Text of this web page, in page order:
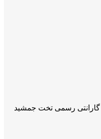
گارانتی رسمی تخت جمشید